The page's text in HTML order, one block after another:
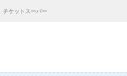
チケットスーパー